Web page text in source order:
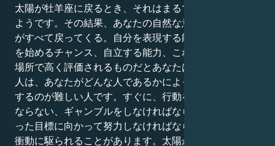
太陽が牡羊座に戻るとき、それはまるで故郷に帰るかの
ようです。その結果、あなたの自然な意欲、自信、活力
がすべて戻ってくる。自分を表現する能力、新しいこと
を始めるチャンス、自立する能力、これらすべてがこの
場所で高く評価されるものだとあなたは言います。この
人は、あなたがどんな人であるかによって、性格を予測
するのが難しい人です。すぐに、行動を起こさなければ
ならない、ギャンブルをしなければならない、願望に沿
った目標に向かって努力しなければならない、といった
衝動に駆られることがあります。太陽が牡羊座にある間